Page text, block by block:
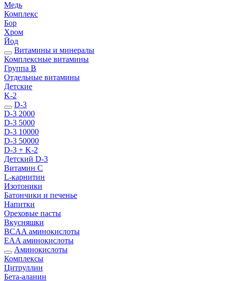
Медь
Комплекс
Бор
Хром
Йод
Витамины и минералы
Комплексные витамины
Группа B
Отдельные витамины
Детские
K-2
D-3
D-3 2000
D-3 5000
D-3 10000
D-3 50000
D-3 + K-2
Детский D-3
Витамин С
L-карнитин
Изотоники
Батончики и печенье
Напитки
Ореховые пасты
Вкусняшки
BCAA аминокислоты
EAA аминокислоты
Аминокислоты
Комплексы
Цитруллин
Бета-аланин